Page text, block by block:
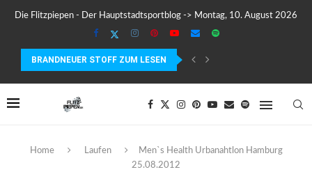
Die Flitzpiepen - Der Hauptstadtsportblog -> Montag, 10. August 2026
BRANDNEUER STOFF ZUM LESEN
MEIN ERSTER MARATHON: 42,195 KILOMETER PURE VERRÜCKTHEIT,
Home Laufen
Men`s Health Urbanahtlon Hamburg
25.08.2012